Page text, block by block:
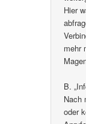
Hier
mehr
B.
Nach
oder